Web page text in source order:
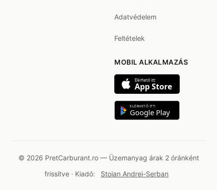
Adatvédelem
Feltételek
MOBIL ALKALMAZÁS
Elérhető itt:
App Store
ELÉRHETŐ ITT:
Google Play
© 2026 PretCarburant.ro — Üzemanyag árak 2 óránként
frissítve · Kiadó:
Stoian Andrei-Șerban